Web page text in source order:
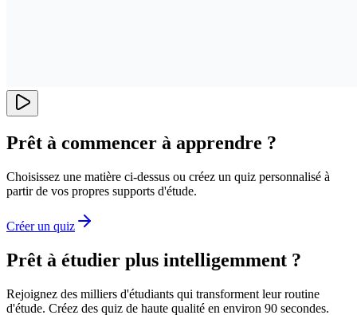
Prêt à commencer à apprendre ?
Choisissez une matière ci-dessus ou créez un quiz personnalisé à
partir de vos propres supports d'étude.
Créer un quiz
Prêt à étudier plus intelligemment ?
Rejoignez des milliers d'étudiants qui transforment leur routine
d'étude. Créez des quiz de haute qualité en environ 90 secondes.